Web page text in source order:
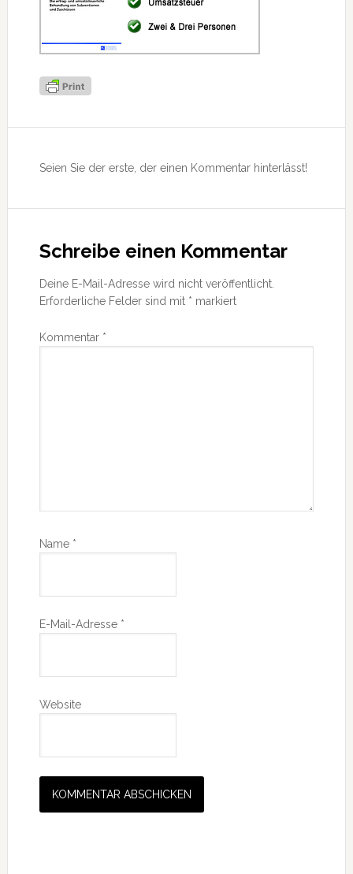
Interaktionen
Seien Sie der erste, der einen Kommentar hinterlässt!
Schreibe einen Kommentar
Deine E-Mail-Adresse wird nicht veröffentlicht.
Erforderliche Felder sind mit * markiert
Kommentar *
Name *
E-Mail-Adresse *
Website